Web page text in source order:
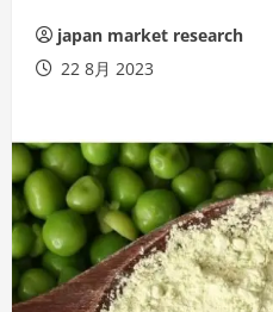
japan market research
22 8月 2023